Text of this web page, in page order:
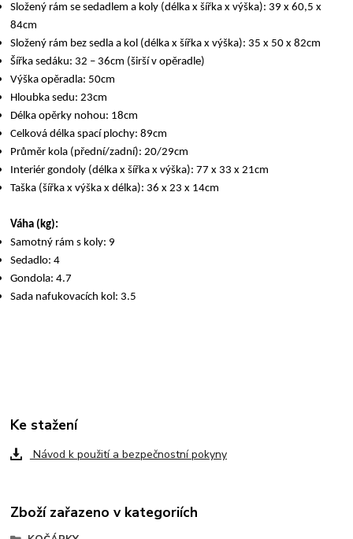
Složený rám se sedadlem a koly (délka x šířka x výška): 39 x 60,5 x
84cm
Složený rám bez sedla a kol (délka x šířka x výška): 35 x 50 x 82cm
Šířka sedáku: 32 – 36cm (širší v opěradle)
Výška opěradla: 50cm
Hloubka sedu: 23cm
Délka opěrky nohou: 18cm
Celková délka spací plochy: 89cm
Průměr kola (přední/zadní): 20/29cm
Interiér gondoly (délka x šířka x výška): 77 x 33 x 21cm
Taška (šířka x výška x délka): 36 x 23 x 14cm
Váha (kg):
Samotný rám s koly: 9
Sedadlo: 4
Gondola: 4.7
Sada nafukovacích kol: 3.5
Ke stažení
Návod k použití a bezpečnostní pokyny
Zboží zařazeno v kategoriích